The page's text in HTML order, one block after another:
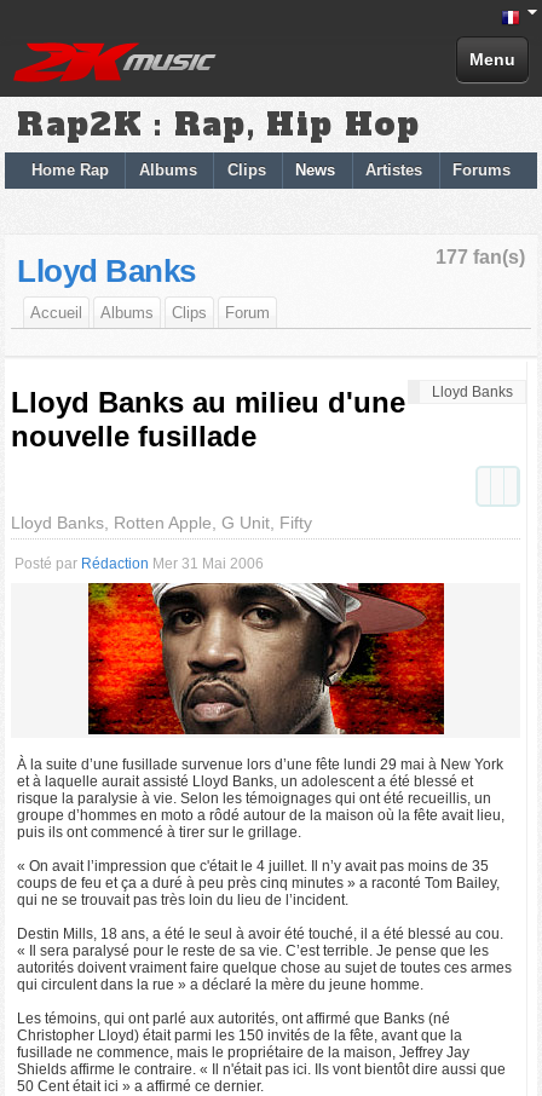
Menu
Rap2K : Rap, Hip Hop
Home Rap Albums Clips News Artistes Forums
177 fan(s)
Lloyd Banks
Accueil Albums Clips Forum
Lloyd Banks
Lloyd Banks au milieu d'une
nouvelle fusillade
Lloyd Banks, Rotten Apple, G Unit, Fifty
Posté par Rédaction Mer 31 Mai 2006
À la suite d’une fusillade survenue lors d’une fête lundi 29 mai à New York
et à laquelle aurait assisté Lloyd Banks, un adolescent a été blessé et
risque la paralysie à vie. Selon les témoignages qui ont été recueillis, un
groupe d’hommes en moto a rôdé autour de la maison où la fête avait lieu,
puis ils ont commencé à tirer sur le grillage.
« On avait l’impression que c'était le 4 juillet. Il n’y avait pas moins de 35
coups de feu et ça a duré à peu près cinq minutes » a raconté Tom Bailey,
qui ne se trouvait pas très loin du lieu de l’incident.
Destin Mills, 18 ans, a été le seul à avoir été touché, il a été blessé au cou.
« Il sera paralysé pour le reste de sa vie. C’est terrible. Je pense que les
autorités doivent vraiment faire quelque chose au sujet de toutes ces armes
qui circulent dans la rue » a déclaré la mère du jeune homme.
Les témoins, qui ont parlé aux autorités, ont affirmé que Banks (né
Christopher Lloyd) était parmi les 150 invités de la fête, avant que la
fusillade ne commence, mais le propriétaire de la maison, Jeffrey Jay
Shields affirme le contraire. « Il n'était pas ici. Ils vont bientôt dire aussi que
50 Cent était ici » a affirmé ce dernier.